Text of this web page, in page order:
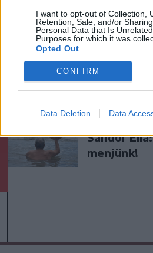
I want to opt-out of Collection,
Retention, Sale, and/or
Personal Data that Is
Purposes for which it was
Opted Out
CONFIRM
Data Deletion Data
Székely
előnyből
Ferencváros
Nőileg
Sándor
menjünk!